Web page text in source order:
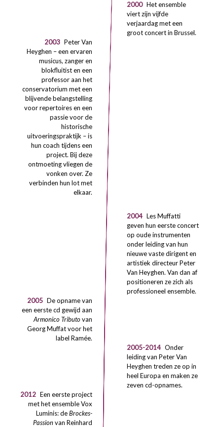
2000 Het ensemble
viert zijn vijfde
verjaardag met een
groot concert in Brussel.
2003 Peter Van
Heyghen – een ervaren
musicus, zanger en
blokfluitist en een
professor aan het
conservatorium met een
blijvende belangstelling
voor repertoires en een
passie voor de
historische
uitvoeringspraktijk – is
hun coach tijdens een
project. Bij deze
ontmoeting vliegen de
vonken over. Ze
verbinden hun lot met
elkaar.
2004 Les Muffatti
geven hun eerste concert
op oude instrumenten
onder leiding van hun
nieuwe vaste dirigent en
artistiek directeur Peter
Van Heyghen. Van dan af
positioneren ze zich als
professioneel ensemble.
2005 De opname van
een eerste cd gewijd aan
Armonico Tributovan
Georg Muffat voor het
label Ramée.
2005-2014 Onder
leiding van Peter Van
Heyghen treden ze op in
heel Europa en maken ze
zeven cd-opnames.
2012 Een eerste project
met het ensemble Vox
Luminis: deBrockes-
Passionvan Reinhard